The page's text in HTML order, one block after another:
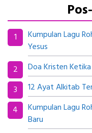
Kumpulan Lagu
Yesus
Doa Kristen
12 Ayat Alkitab
Kumpulan Lagu
Baru